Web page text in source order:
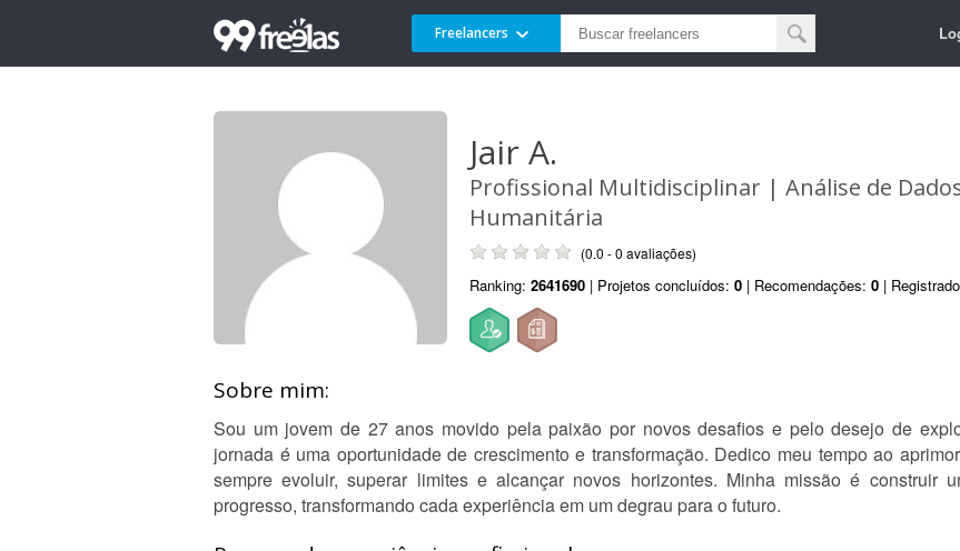
Freelancers
Jair A.
Profissional Multidisciplinar | Análise de
Humanitária
(0.0 - 0 avaliações)
Ranking: 2641690 | Projetos concluídos: 0 | Recomendações: 0 |
Sobre mim:
Sou um jovem de 27 anos movido pela paixão por novos desafios e pelo desejo de
jornada é uma oportunidade de crescimento e transformação. Dedico meu tempo ao
sempre evoluir, superar limites e alcançar novos horizontes. Minha missão é construir
progresso, transformando cada experiência em um degrau para o futuro.